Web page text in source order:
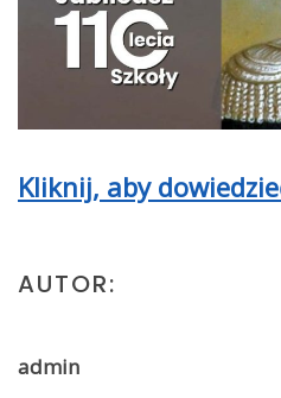
Kliknij, aby
AUTOR:
admin